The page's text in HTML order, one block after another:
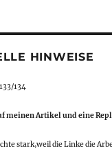
HINWEISE
134
meinen Artikel und eine
stark,weil die Linke die